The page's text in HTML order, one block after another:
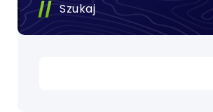
Szukaj